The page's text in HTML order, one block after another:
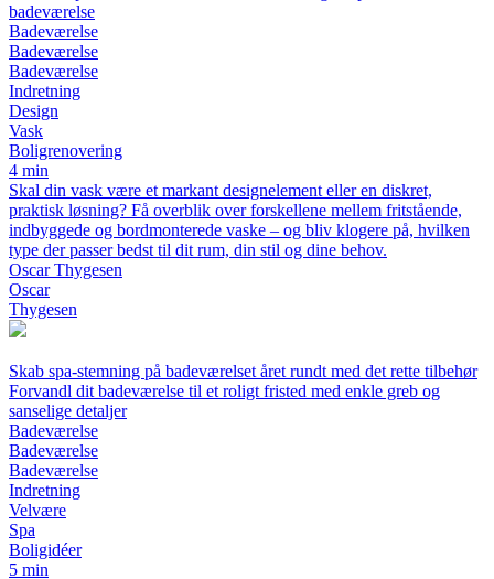
badeværelse
Badeværelse
Badeværelse
Badeværelse
Indretning
Design
Vask
Boligrenovering
4 min
Skal din vask være et markant designelement eller en diskret,
praktisk løsning? Få overblik over forskellene mellem fritstående,
indbyggede og bordmonterede vaske – og bliv klogere på, hvilken
type der passer bedst til dit rum, din stil og dine behov.
Oscar Thygesen
Oscar
Thygesen
Skab spa-stemning på badeværelset året rundt med det rette tilbehør
Forvandl dit badeværelse til et roligt fristed med enkle greb og
sanselige detaljer
Badeværelse
Badeværelse
Badeværelse
Indretning
Velvære
Spa
Boligidéer
5 min